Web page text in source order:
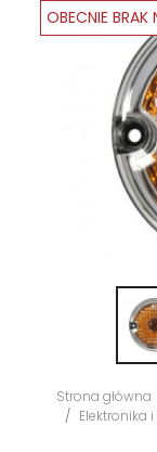
OBECNIE BRAK
Strona główna
Elektronika